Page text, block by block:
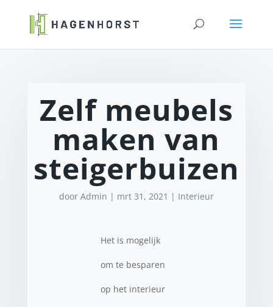
Zelf meubels
maken van
steigerbuizen
door Admin | mrt 31, 2021 | Interieur
Het is mogelijk
om te besparen
op het interieur